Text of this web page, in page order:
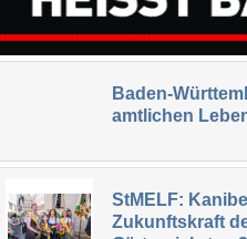
Baden-
amtlichen
StMELF:
Zukunftskraft